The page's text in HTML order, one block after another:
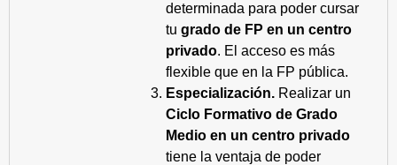
determinada para poder cursar
tu grado de FP en un centro
privado. El acceso es más
flexible que en la FP pública.
Especialización. Realizar un
Ciclo Formativo de Grado
Medio en un centro privado
tiene la ventaja de poder